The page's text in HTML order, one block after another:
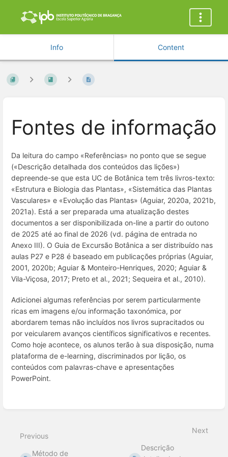
Info Content
Fontes de informação
Da leitura do campo «Referências» no ponto que se segue
(«Descrição detalhada dos conteúdos das lições»)
depreende-se que esta UC de Botânica tem três livros-texto:
«Estrutura e Biologia das Plantas», «Sistemática das Plantas
Vasculares» e «Evolução das Plantas» (Aguiar, 2020a, 2021b,
2021a). Está a ser preparada uma atualização destes
documentos a ser disponibilizada on-line a partir do outono
de 2025 até ao final de 2026 (vd. página de entrada no
Anexo III). O Guia de Excursão Botânica a ser distribuído nas
aulas P27 e P28 é baseado em publicações próprias (Aguiar,
2001, 2020b; Aguiar & Monteiro-Henriques, 2020; Aguiar &
Vila-Viçosa, 2017; Preto et al., 2021; Sequeira et al., 2010).
Adicionei algumas referências por serem particularmente
ricas em imagens e/ou informação taxonómica, por
abordarem temas não incluídos nos livros supracitados ou
por veicularem avanços científicos significativos e recentes.
Como hoje acontece, os alunos terão à sua disposição, numa
plataforma de e-learning, discriminados por lição, os
conteúdos com palavras-chave e apresentações
PowerPoint.
section
Previous
Método de
Next
Descrição